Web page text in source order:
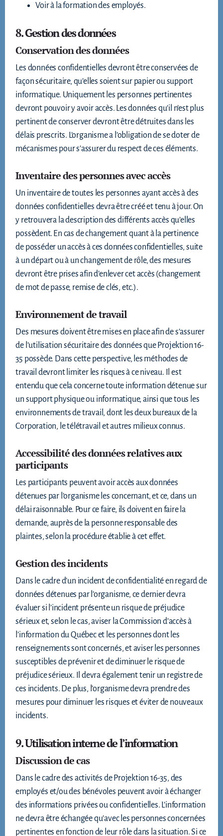
Voir à la formation des employés.
8. Gestion des données
Conservation des données
Les données confidentielles devront être conservées de
façon sécuritaire, qu’elles soient sur papier ou support
informatique. Uniquement les personnes pertinentes
devront pouvoir y avoir accès. Les données qu’il n’est plus
pertinent de conserver devront être détruites dans les
délais prescrits. L’organisme a l’obligation de se doter de
mécanismes pour s’assurer du respect de ces éléments.
Inventaire des personnes avec accès
Un inventaire de toutes les personnes ayant accès à des
données confidentielles devra être créé et tenu à jour. On
y retrouvera la description des différents accès qu’elles
possèdent. En cas de changement quant à la pertinence
de posséder un accès à ces données confidentielles, suite
à un départ ou à un changement de rôle, des mesures
devront être prises afin d’enlever cet accès (changement
de mot de passe, remise de clés, etc.).
Environnement de travail
Des mesures doivent être mises en place afin de s’assurer
de l’utilisation sécuritaire des données que Projektion 16-
35 possède. Dans cette perspective, les méthodes de
travail devront limiter les risques à ce niveau. Il est
entendu que cela concerne toute information détenue sur
un support physique ou informatique, ainsi que tous les
environnements de travail, dont les deux bureaux de la
Corporation, le télétravail et autres milieux connus.
Accessibilité des données relatives aux
participants
Les participants peuvent avoir accès aux données
détenues par l’organisme les concernant, et ce, dans un
délai raisonnable. Pour ce faire, ils doivent en faire la
demande, auprès de la personne responsable des
plaintes, selon la procédure établie à cet effet.
Gestion des incidents
Dans le cadre d’un incident de confidentialité en regard de
données détenues par l’organisme, ce dernier devra
évaluer si l’incident présente un risque de préjudice
sérieux et, selon le cas, aviser la Commission d’accès à
l’information du Québec et les personnes dont les
renseignements sont concernés, et aviser les personnes
susceptibles de prévenir et de diminuer le risque de
préjudice sérieux. Il devra également tenir un registre de
ces incidents. De plus, l’organisme devra prendre des
mesures pour diminuer les risques et éviter de nouveaux
incidents.
9. Utilisation interne de l’information
Discussion de cas
Dans le cadre des activités de Projektion 16-35, des
employés et/ou des bénévoles peuvent avoir à échanger
des informations privées ou confidentielles. L’information
ne devra être échangée qu’avec les personnes concernées
pertinentes en fonction de leur rôle dans la situation. Si ce